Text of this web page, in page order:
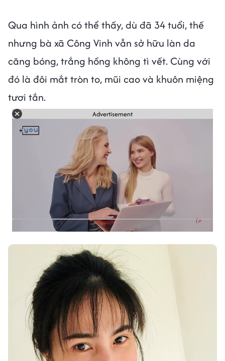
Qua hình ảnh có thể thấy, dù đã 34 tuổi, thế
nhưng bà xã Công Vinh vẫn sở hữu làn da
căng bóng, trắng hồng không tì vết. Cùng với
đó là đôi mắt tròn to, mũi cao và khuôn miệng
tươi tắn.
Advertisement